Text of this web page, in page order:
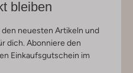
bleiben
neuesten Artikeln und
dich. Abonniere den
Einkaufsgutschein im